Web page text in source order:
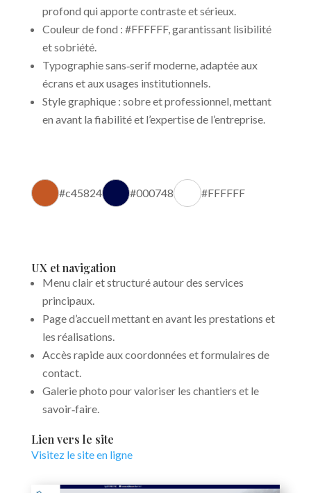
profond qui apporte contraste et sérieux.
Couleur de fond : #FFFFFF, garantissant lisibilité
et sobriété.
Typographie sans‑serif moderne, adaptée aux
écrans et aux usages institutionnels.
Style graphique : sobre et professionnel, mettant
en avant la fiabilité et l’expertise de l’entreprise.
#c45824 #000748 #FFFFFF
UX et navigation
Menu clair et structuré autour des services
principaux.
Page d’accueil mettant en avant les prestations et
les réalisations.
Accès rapide aux coordonnées et formulaires de
contact.
Galerie photo pour valoriser les chantiers et le
savoir‑faire.
Lien vers le site
Visitez le site en ligne